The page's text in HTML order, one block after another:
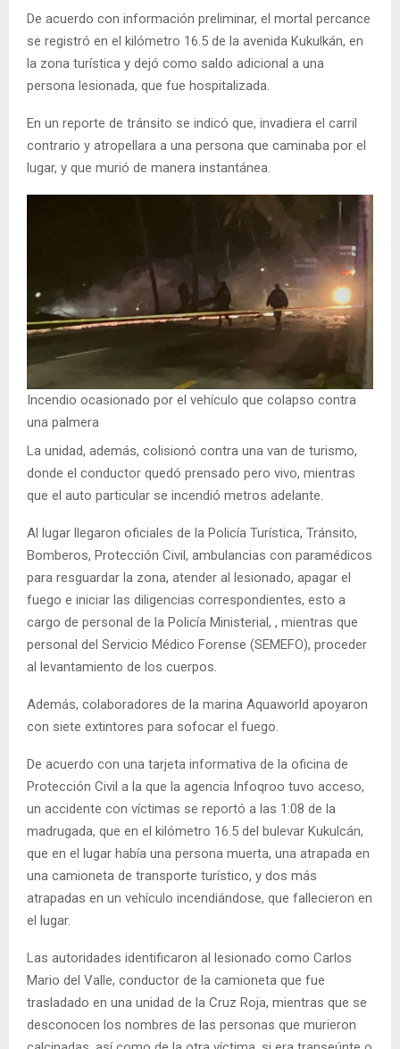
De acuerdo con información preliminar, el mortal percance
se registró en el kilómetro 16.5 de la avenida Kukulkán, en
la zona turística y dejó como saldo adicional a una
persona lesionada, que fue hospitalizada.
En un reporte de tránsito se indicó que, invadiera el carril
contrario y atropellara a una persona que caminaba por el
lugar, y que murió de manera instantánea.
Incendio ocasionado por el vehículo que colapso contra
una palmera
La unidad, además, colisionó contra una van de turismo,
donde el conductor quedó prensado pero vivo, mientras
que el auto particular se incendió metros adelante.
Al lugar llegaron oficiales de la Policía Turística, Tránsito,
Bomberos, Protección Civil, ambulancias con paramédicos
para resguardar la zona, atender al lesionado, apagar el
fuego e iniciar las diligencias correspondientes, esto a
cargo de personal de la Policía Ministerial, , mientras que
personal del Servicio Médico Forense (SEMEFO), proceder
al levantamiento de los cuerpos.
Además, colaboradores de la marina Aquaworld apoyaron
con siete extintores para sofocar el fuego.
De acuerdo con una tarjeta informativa de la oficina de
Protección Civil a la que la agencia Infoqroo tuvo acceso,
un accidente con víctimas se reportó a las 1:08 de la
madrugada, que en el kilómetro 16.5 del bulevar Kukulcán,
que en el lugar había una persona muerta, una atrapada en
una camioneta de transporte turístico, y dos más
atrapadas en un vehículo incendiándose, que fallecieron en
el lugar.
Las autoridades identificaron al lesionado como Carlos
Mario del Valle, conductor de la camioneta que fue
trasladado en una unidad de la Cruz Roja, mientras que se
desconocen los nombres de las personas que murieron